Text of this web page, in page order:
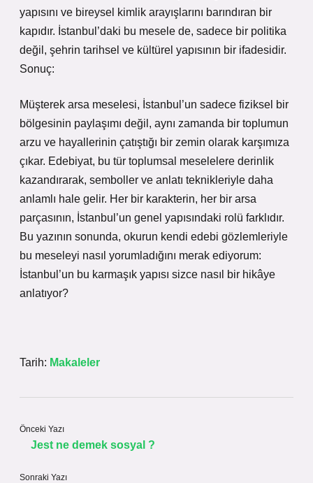
yapısını ve bireysel kimlik arayışlarını barındıran bir
kapıdır. İstanbul’daki bu mesele de, sadece bir politika
değil, şehrin tarihsel ve kültürel yapısının bir ifadesidir.
Sonuç:
Müşterek arsa meselesi, İstanbul’un sadece fiziksel bir
bölgesinin paylaşımı değil, aynı zamanda bir toplumun
arzu ve hayallerinin çatıştığı bir zemin olarak karşımıza
çıkar. Edebiyat, bu tür toplumsal meselelere derinlik
kazandırarak, semboller ve anlatı teknikleriyle daha
anlamlı hale gelir. Her bir karakterin, her bir arsa
parçasının, İstanbul’un genel yapısındaki rolü farklıdır.
Bu yazının sonunda, okurun kendi edebi gözlemleriyle
bu meseleyi nasıl yorumladığını merak ediyorum:
İstanbul’un bu karmaşık yapısı sizce nasıl bir hikâye
anlatıyor?
Tarih: Makaleler
Önceki Yazı
Jest ne demek sosyal ?
Sonraki Yazı